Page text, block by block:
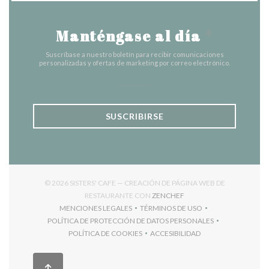
Manténgase al día
Suscríbase a nuestro boletín para recibir comunicaciones
personalizadas y ofertas de marketing por correo electrónico.
SUSCRIBIRSE
© 2026 SISTERS' CAFE — CREACIÓN DE PÁGINA WEB DE
RESTAURANTE CON ZENCHEF
MENCIONES LEGALES
((ABRE EN UNA NUEVA VENTANA))
TÉRMINOS DE USO
((ABRE EN UNA NUEVA
POLÍTICA DE PROTECCIÓN DE DATOS PERSONALES
((ABRE EN UNA NUEVA VENTANA))
POLÍTICA DE COOKIES
((ABRE EN UNA NUEVA VENTANA))
ACCESIBILIDAD
((ABRE EN UNA NUEVA